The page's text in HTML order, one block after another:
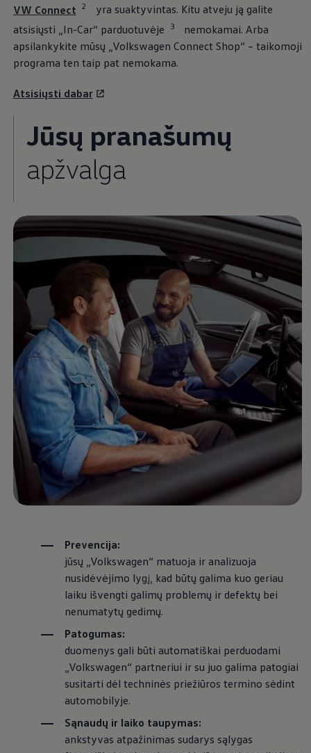
VW Connect
2
yra suaktyvintas. Kitu atveju ją galite
atsisiųsti „In-Car“ parduotuvėje
3
nemokamai. Arba
apsilankykite mūsų „Volkswagen Connect Shop“ – taikomoji
programa ten taip pat nemokama.
Atsisiųsti dabar
Jūsų pranašumų
apžvalga
Prevencija:
jūsų Volkswagen“ matuoja ir analizuoja
nusidėvėjimo lygį, kad būtų galima kuo geriau
laiku išvengti galimų problemų ir defektų bei
nenumatytų gedimų.
Patogumas:
duomenys gali būti automatiškai perduodami
Volkswagen“ partneriui ir su juo galima patogiai
susitarti dėl techninės priežiūros termino sėdint
automobilyje.
Sąnaudų ir laiko taupymas:
ankstyvas atpažinimas sudarys sąlygas